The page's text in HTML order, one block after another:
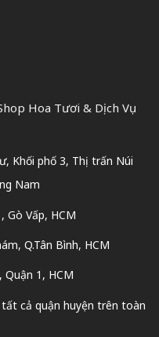
Hoa Tươi & Dịch Vụ
Khối phố 3, Thị trấn Núi
Nam
Gò Vấp, HCM
Q.Tân Bình, HCM
Quận 1, HCM
cả quận huyện trên toàn